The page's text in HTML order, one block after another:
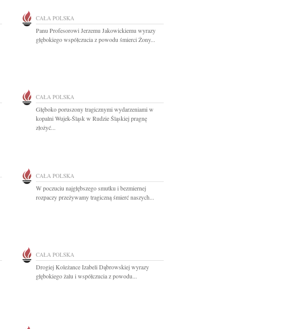
CAŁA POLSKA
Panu Profesorowi Jerzemu Jakowickiemu wyrazy
głębokiego współczucia z powodu śmierci Żony...
CAŁA POLSKA
Głęboko poruszony tragicznymi wydarzeniami w
kopalni Wujek-Śląsk w Rudzie Śląskiej pragnę
złożyć...
CAŁA POLSKA
W poczuciu najgłębszego smutku i bezmiernej
rozpaczy przeżywamy tragiczną śmierć naszych...
CAŁA POLSKA
Drogiej Koleżance Izabeli Dąbrowskiej wyrazy
głębokiego żalu i współczucia z powodu...